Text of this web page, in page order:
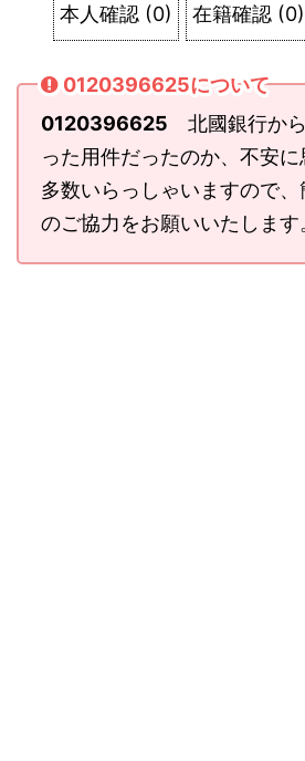
本人確認 (0) 在籍確認 (0)
0120396625について
0120396625 北國銀行か
った用件だったのか、不安
多数いらっしゃいますので、
のご協力をお願いいたします